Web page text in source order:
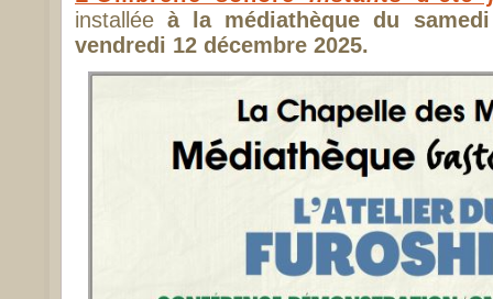
installéeà la médiathèque du
vendredi 12 décembre 2025.